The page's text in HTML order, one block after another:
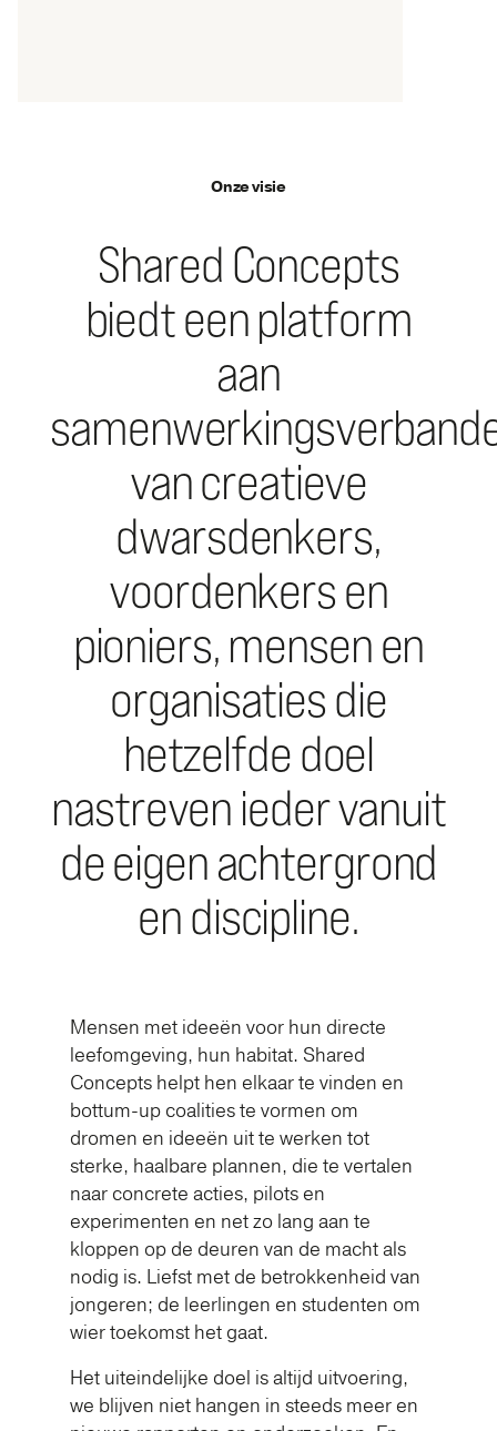
Onze visie
Shared Concepts
biedt een platform
aan
van creatieve
dwarsdenkers,
voordenkers en
pioniers, mensen en
organisaties die
hetzelfde doel
nastreven ieder vanuit
de eigen achtergrond
en discipline.
Mensen met ideeën voor hun directe
leefomgeving, hun habitat. Shared
Concepts helpt hen elkaar te vinden en
bottum-up coalities te vormen om
dromen en ideeën uit te werken tot
sterke, haalbare plannen, die te vertalen
naar concrete acties, pilots en
experimenten en net zo lang aan te
kloppen op de deuren van de macht als
nodig is. Liefst met de betrokkenheid van
jongeren; de leerlingen en studenten om
wier toekomst het gaat.
Het uiteindelijke doel is altijd uitvoering,
we blijven niet hangen in steeds meer en